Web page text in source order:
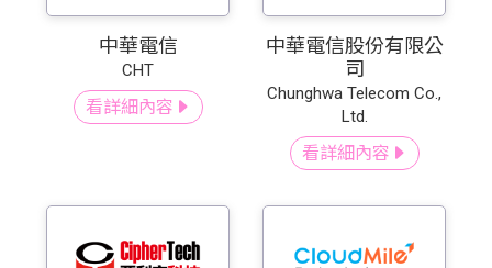
中華電信
CHT
看詳細內容
中華電信股份有限公
司
Chunghwa Telecom Co.,
Ltd.
看詳細內容